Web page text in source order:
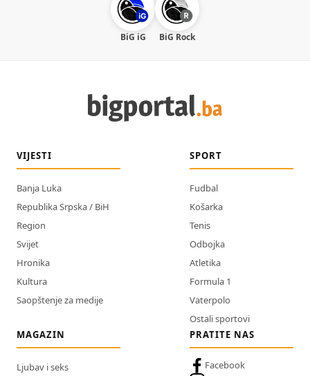
BiG iG BiG Rock
VIJESTI
Banja Luka
Republika Srpska / BiH
Region
Svijet
Hronika
Kultura
Saopštenje za medije
SPORT
Fudbal
Košarka
Tenis
Odbojka
Atletika
Formula 1
Vaterpolo
Ostali sportovi
MAGAZIN
Ljubav i seks
PRATITE NAS
Facebook